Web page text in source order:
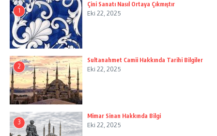
1
Çini Sanatı Nasıl Ortaya Çıkmıştır
Eki 22, 2025
2
Sultanahmet Camii Hakkında Tarihi Bilgiler
Eki 22, 2025
3
Mimar Sinan Hakkında Bilgi
Eki 22, 2025